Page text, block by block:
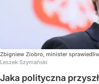
Zbigniew Ziobro, minister
Leszek Szymański
Jaka polityczna